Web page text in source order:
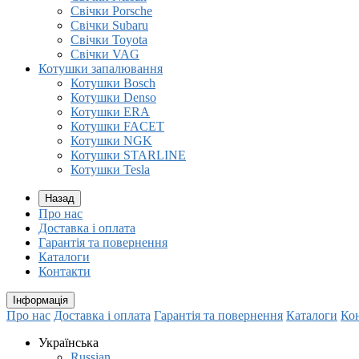
Свічки Porsche
Свічки Subaru
Свічки Toyota
Свічки VAG
Котушки запалювання
Котушки Bosch
Котушки Denso
Котушки ERA
Котушки FACET
Котушки NGK
Котушки STARLINE
Котушки Tesla
Назад
Про нас
Доставка і оплата
Гарантія та повернення
Каталоги
Контакти
Інформація
Про нас Доставка і оплата Гарантія та повернення Каталоги
Українська